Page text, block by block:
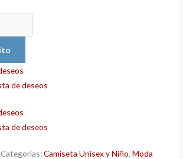
de deseos
de deseos
Categorías:Camiseta Unisex y Niño,Moda